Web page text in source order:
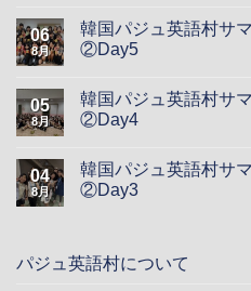
06
8月
韓国パジュ英語村サ
②Day5
05
8月
韓国パジュ英語村サ
②Day4
04
8月
韓国パジュ英語村サ
②Day3
パジュ英語村について